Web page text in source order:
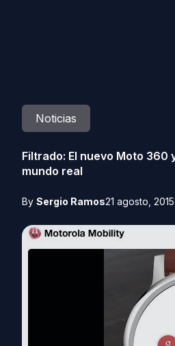
Noticias
Filtrado: El nuevo Moto 360
mundo real
By Sergio Ramos21 agosto, 2015